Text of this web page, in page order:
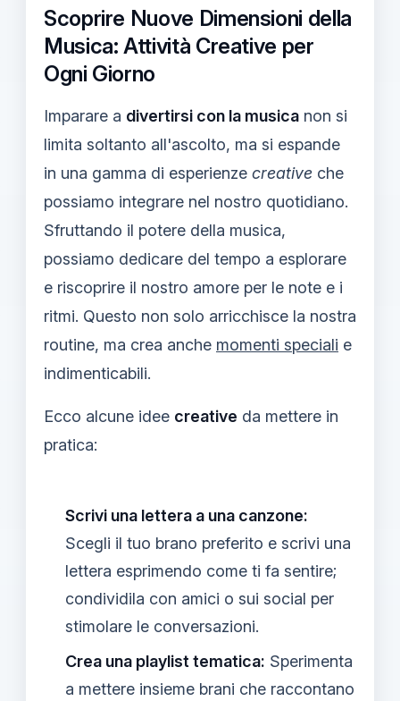
Scoprire Nuove Dimensioni della
Musica: Attività Creative per
Ogni Giorno
Imparare a divertirsi con la musica non si
limita soltanto all'ascolto, ma si espande
in una gamma di esperienze creative che
possiamo integrare nel nostro quotidiano.
Sfruttando il potere della musica,
possiamo dedicare del tempo a esplorare
e riscoprire il nostro amore per le note e i
ritmi. Questo non solo arricchisce la nostra
routine, ma crea anche momenti speciali e
indimenticabili.
Ecco alcune idee creative da mettere in
pratica:
Scrivi una lettera a una canzone:
Scegli il tuo brano preferito e scrivi una
lettera esprimendo come ti fa sentire;
condividila con amici o sui social per
stimolare le conversazioni.
Crea una playlist tematica: Sperimenta
a mettere insieme brani che raccontano